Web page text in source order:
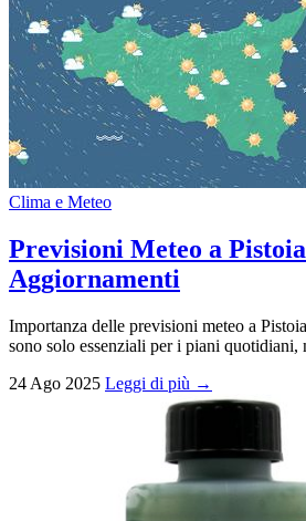
Clima e Meteo
Previsioni Meteo a
Aggiornamenti
Importanza delle previsioni meteo a
sono solo essenziali per i piani quotidiani,
24 Ago 2025 Leggi di più →